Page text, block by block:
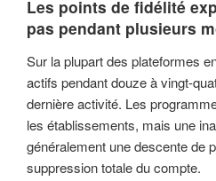
Les points de fidélité
pas pendant plusieurs
Sur la plupart des plateformes
actifs pendant douze à vingt-
dernière activité. Les
les établissements, mais une
généralement une descente de
suppression totale du compte.